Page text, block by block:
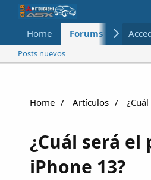
Home Forums Nuevo
Posts nuevos
Home Artículos
¿Cuál será el
iPhone 13?